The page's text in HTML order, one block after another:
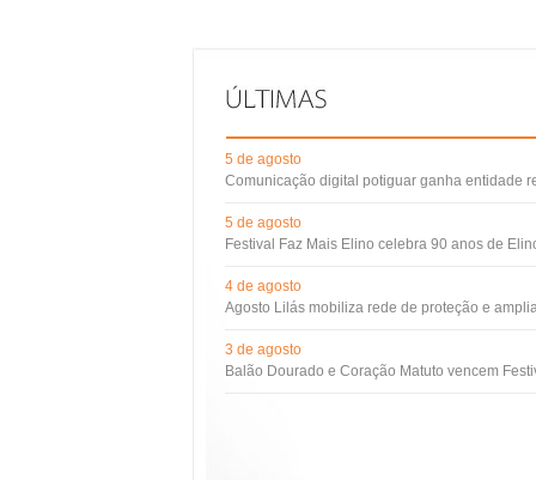
5 de agosto
Comunicação digital potiguar ganha entidade
5 de agosto
Festival Faz Mais Elino celebra 90 anos de
4 de agosto
Agosto Lilás mobiliza rede de proteção e
3 de agosto
Balão Dourado e Coração Matuto vencem